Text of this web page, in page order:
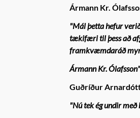
Ármann Kr.
"Mál þetta hefur
tækifæri til þess að
framkvæmdaráð
Ármann Kr. Ólafsson"
Guðríður
"Nú tek ég undir